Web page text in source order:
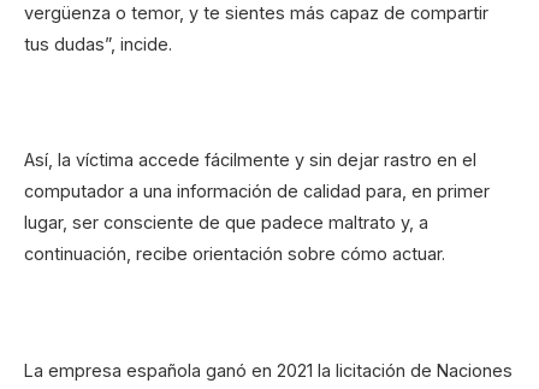
vergüenza o temor, y te sientes más capaz de compartir
tus dudas”, incide.
Así, la víctima accede fácilmente y sin dejar rastro en el
computador a una información de calidad para, en primer
lugar, ser consciente de que padece maltrato y, a
continuación, recibe orientación sobre cómo actuar.
La empresa española ganó en 2021 la licitación de Naciones